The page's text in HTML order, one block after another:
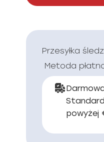
Przesyłka
Metoda
powyżej